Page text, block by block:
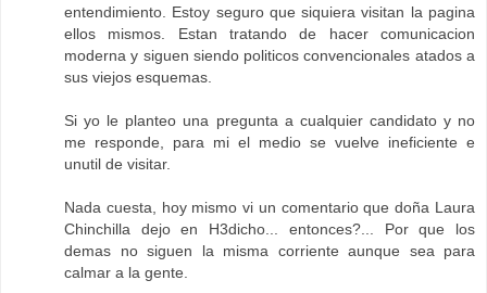
entendimiento. Estoy seguro que siquiera visitan la pagina
ellos mismos. Estan tratando de hacer comunicacion
moderna y siguen siendo politicos convencionales atados a
sus viejos esquemas.
Si yo le planteo una pregunta a cualquier candidato y no
me responde, para mi el medio se vuelve ineficiente e
unutil de visitar.
Nada cuesta, hoy mismo vi un comentario que doña Laura
Chinchilla dejo en H3dicho... entonces?... Por que los
demas no siguen la misma corriente aunque sea para
calmar a la gente.